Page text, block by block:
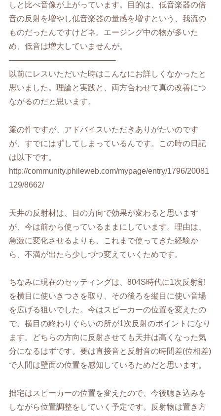
しと比べ音像が上がっています。目的は、低音楽器の倍
音の反射を増やし低音楽器の量感を増すという、我流の
ものだったんですけどネ。エージング中の物が多いた
め、低音は増大していませんが。
—————————————–
以前にレスいただいた時はこんなにお詳しくなかったと
思いました。理論と実践と、両方合わせて真の改善につ
ながるのだと思います。
簾の件ですが、アドバイスいただきありがたいのです
が、すでにはずしてしまっているんです。この時の日記
は以下です。
http://community.phileweb.com/mypage/entry/1796/20081
129/8662/
天井の反射材は、目の方向で効果が変わると思います
が、今は前から使っているままにしています。理由は、
急激に変化させるよりも、これまで使ってきた経験か
ら、不満が出たら少しづつ変えていくためです。
ちなみに現在のセッティングは、804S時代に1次反射部
を横目に使いきつさを取り、その後ろを縦目に使い音場
を広げる狙いでした。今はスピーカーの位置を変えたの
で、横目の終わりぐらいの所が1次反射のポイントになり
ます。どちらの方向に反射させても天井は高くなった気
分になるはずです。要は直接音と反射音の時間差(位相差)
で人間は壁面の位置を感知しているためだと思います。
拙宅はスピーカーの位置を変えたので、今後聴き込みを
しながら位置調整をしていく予定です。反射物は置き方